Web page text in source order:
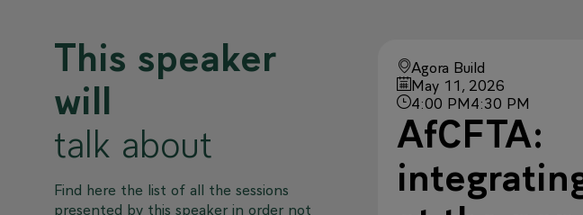
This speaker
will
talk about
Find here the list of all the sessions
presented by this speaker in order not
Agora Build
May 11, 2026
4:00 PM4:30 PM
AfCFTA: